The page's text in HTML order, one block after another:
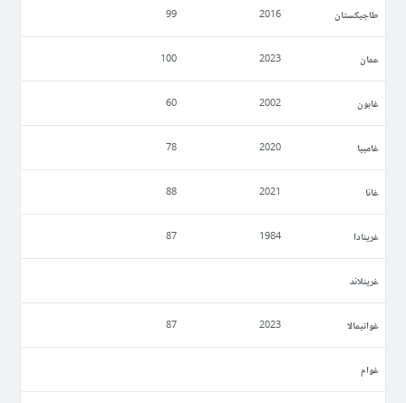
طاجيكستان 2016
99
عمان 2023
100
غابون 2002
60
غامبيا 2020
78
غانا 2021
88
غرينادا 1984
87
غرينلاند
غواتيمالا 2023
87
غوام